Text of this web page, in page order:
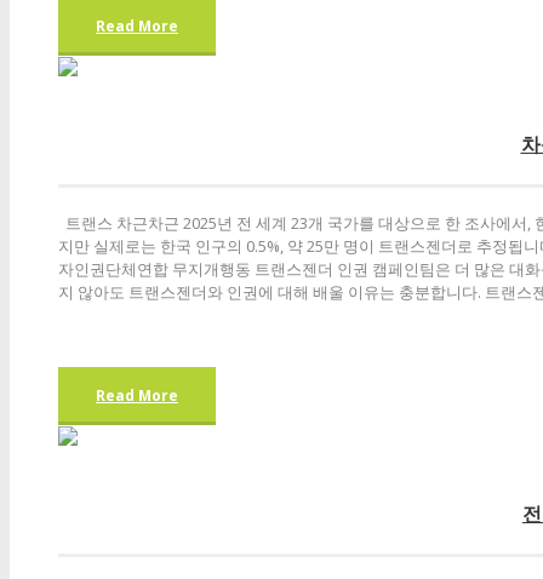
Read More
트랜스 차근차근 2025년 전 세계 23개 국가를 대상으로 한 조사에서
지만 실제로는 한국 인구의 0.5%, 약 25만 명이 트랜스젠더로 추정됩
자인권단체연합 무지개행동 트랜스젠더 인권 캠페인팀은 더 많은
지 않아도 트랜스젠더와 인권에 대해 배울 이유는 충분합니다. 트랜
Read More